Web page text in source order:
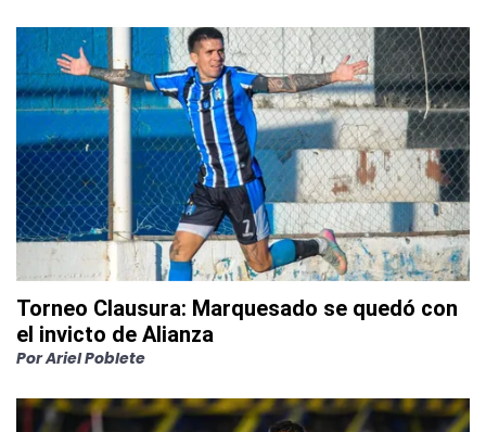
Torneo Clausura: Marquesado se quedó con
el invicto de Alianza
PorAriel Poblete